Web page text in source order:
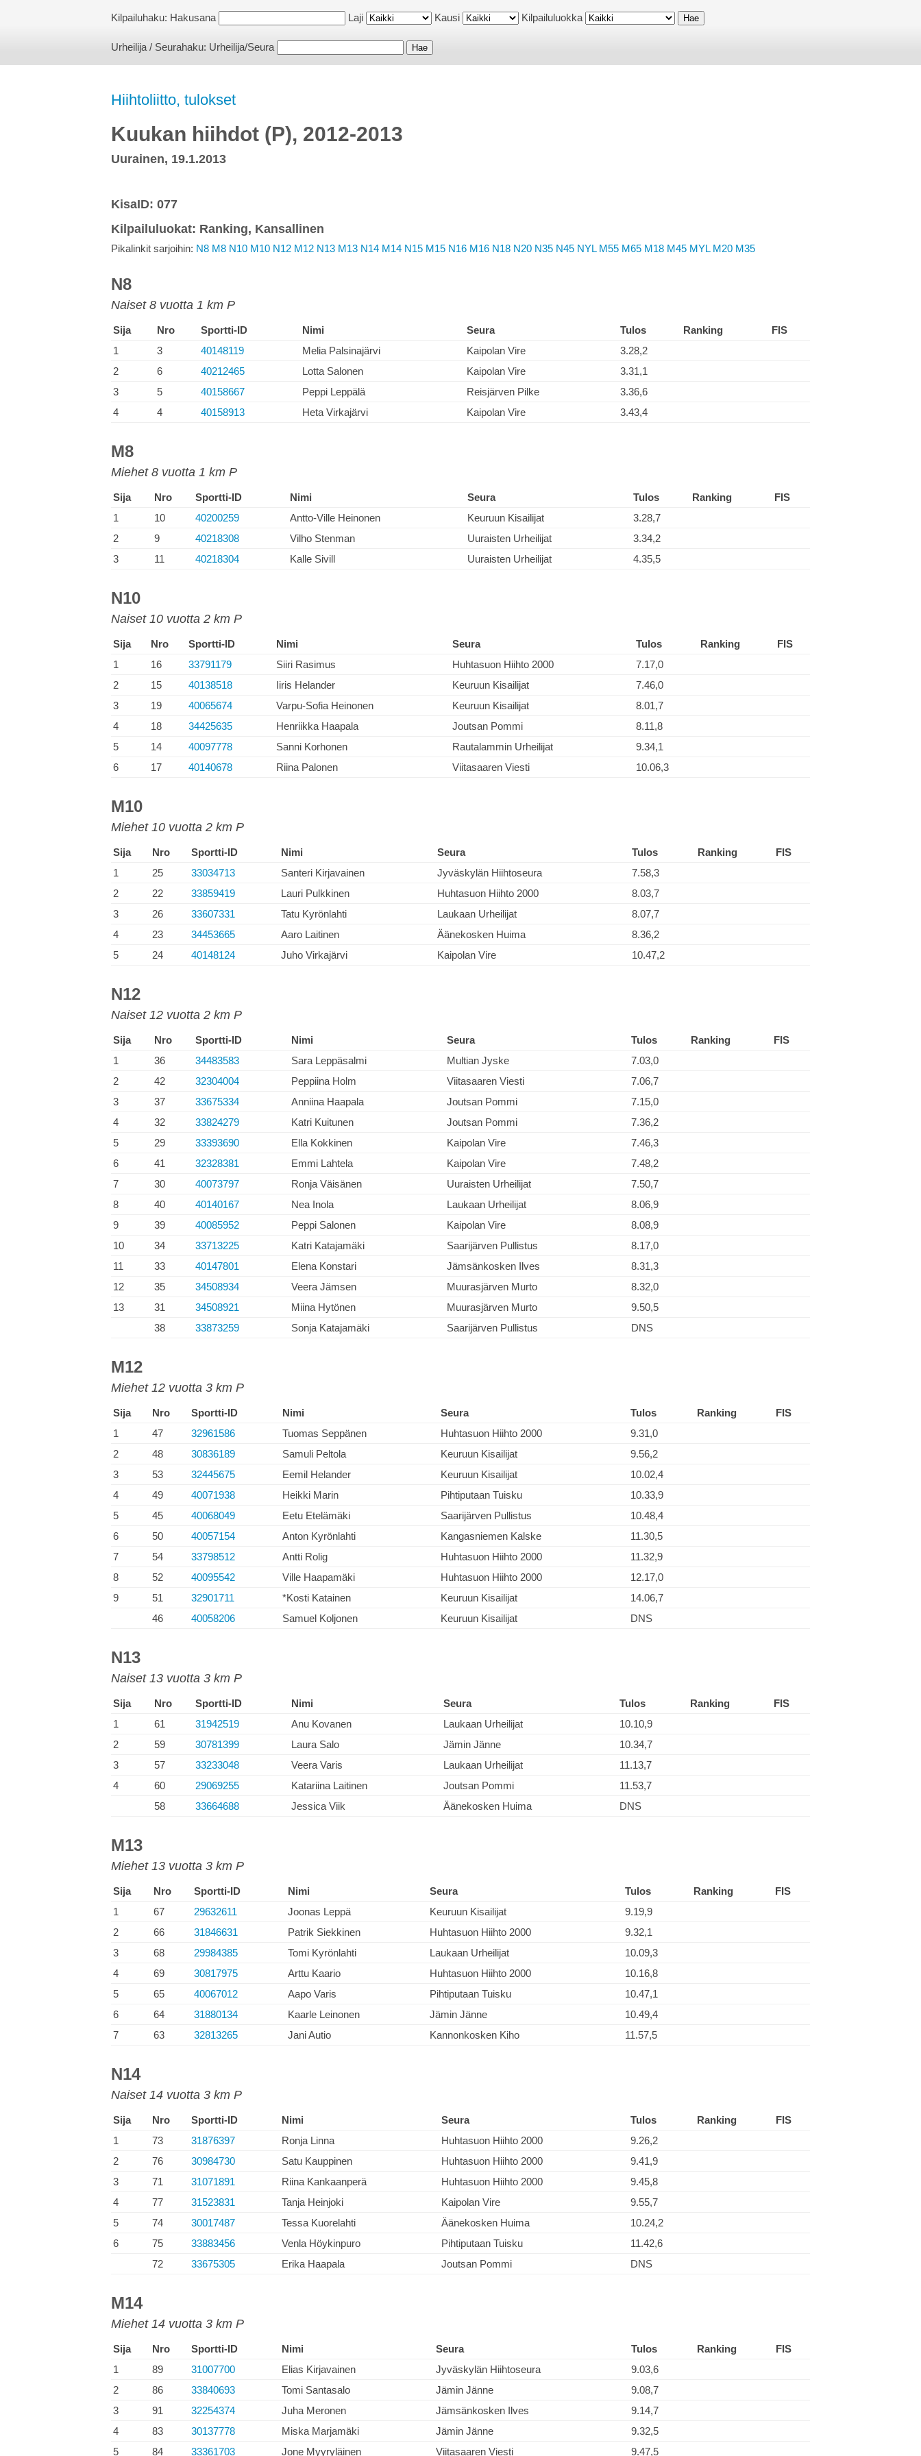
Kilpailuhaku: Hakusana Laji Kausi Kilpailuluokka
Urheilija / Seurahaku: Urheilija/Seura
Hiihtoliitto, tulokset
Kuukan hiihdot (P), 2012-2013
Uurainen, 19.1.2013
KisaID: 077
Kilpailuluokat: Ranking, Kansallinen
Pikalinkit sarjoihin: N8 M8 N10 M10 N12 M12 N13 M13 N14 M14 N15 M15 N16 M16 N18 N20 N35 N45 NYL M55 M65 M18 M45 MYL M20 M35
N8
Naiset 8 vuotta 1 km P
Sija Nro Sportti-ID Nimi Seura Tulos Ranking
FIS
1
3 40148119 Melia Palsinajärvi Kaipolan Vire
3.28,2
2
6 40212465 Lotta Salonen Kaipolan Vire
3.31,1
3
5 40158667 Peppi Leppälä Reisjärven Pilke
3.36,6
4
4 40158913 Heta Virkajärvi Kaipolan Vire 3.43,4
M8
Miehet 8 vuotta 1 km P
Sija Nro Sportti-ID Nimi Seura Tulos Ranking
FIS
1
10 40200259 Antto-Ville Heinonen Keuruun Kisailijat
3.28,7
2
9 40218308 Vilho Stenman Uuraisten Urheilijat
3.34,2
3
11 40218304 Kalle Sivill Uuraisten Urheilijat 4.35,5
N10
Naiset 10 vuotta 2 km P
Sija Nro Sportti-ID Nimi Seura Tulos Ranking
FIS
1
16 33791179 Siiri Rasimus Huhtasuon Hiihto 2000
7.17,0
2
15 40138518 Iiris Helander Keuruun Kisailijat
7.46,0
3
19 40065674 Varpu-Sofia Heinonen Keuruun Kisailijat
8.01,7
4
18 34425635 Henriikka Haapala Joutsan Pommi
8.11,8
5
14 40097778 Sanni Korhonen Rautalammin Urheilijat
9.34,1
6
17 40140678 Riina Palonen Viitasaaren Viesti 10.06,3
M10
Miehet 10 vuotta 2 km P
Sija Nro Sportti-ID Nimi Seura Tulos Ranking
FIS
1
25 33034713 Santeri Kirjavainen Jyväskylän Hiihtoseura
7.58,3
2
22 33859419 Lauri Pulkkinen Huhtasuon Hiihto 2000
8.03,7
3
26 33607331 Tatu Kyrönlahti Laukaan Urheilijat
8.07,7
4
23 34453665 Aaro Laitinen Äänekosken Huima
8.36,2
5
24 40148124 Juho Virkajärvi Kaipolan Vire 10.47,2
N12
Naiset 12 vuotta 2 km P
Sija Nro Sportti-ID Nimi Seura Tulos Ranking
FIS
1
36 34483583 Sara Leppäsalmi Multian Jyske
7.03,0
2
42 32304004 Peppiina Holm Viitasaaren Viesti
7.06,7
3
37 33675334 Anniina Haapala Joutsan Pommi
7.15,0
4
32 33824279 Katri Kuitunen Joutsan Pommi
7.36,2
5
29 33393690 Ella Kokkinen Kaipolan Vire
7.46,3
6
41 32328381 Emmi Lahtela Kaipolan Vire
7.48,2
7
30 40073797 Ronja Väisänen Uuraisten Urheilijat
7.50,7
8
40 40140167 Nea Inola Laukaan Urheilijat
8.06,9
9
39 40085952 Peppi Salonen Kaipolan Vire
8.08,9
10
34 33713225 Katri Katajamäki Saarijärven Pullistus
8.17,0
11
33 40147801 Elena Konstari Jämsänkosken Ilves
8.31,3
12
35 34508934 Veera Jämsen Muurasjärven Murto
8.32,0
13
31 34508921 Miina Hytönen Muurasjärven Murto
9.50,5
38
33873259 Sonja Katajamäki Saarijärven Pullistus DNS
M12
Miehet 12 vuotta 3 km P
Sija Nro Sportti-ID Nimi Seura Tulos Ranking
FIS
1
47 32961586 Tuomas Seppänen Huhtasuon Hiihto 2000
9.31,0
2
48 30836189 Samuli Peltola Keuruun Kisailijat
9.56,2
3
53 32445675 Eemil Helander Keuruun Kisailijat
10.02,4
4
49 40071938 Heikki Marin Pihtiputaan Tuisku
10.33,9
5
45 40068049 Eetu Etelämäki Saarijärven Pullistus
10.48,4
6
50 40057154 Anton Kyrönlahti Kangasniemen Kalske
11.30,5
7
54 33798512 Antti Rolig Huhtasuon Hiihto 2000
11.32,9
8
52 40095542 Ville Haapamäki Huhtasuon Hiihto 2000
12.17,0
9
51 32901711 *Kosti Katainen Keuruun Kisailijat
14.06,7
46
40058206 Samuel Koljonen Keuruun Kisailijat DNS
N13
Naiset 13 vuotta 3 km P
Sija Nro Sportti-ID Nimi Seura Tulos Ranking
FIS
1
61 31942519 Anu Kovanen Laukaan Urheilijat
10.10,9
2
59 30781399 Laura Salo Jämin Jänne
10.34,7
3
57 33233048 Veera Varis Laukaan Urheilijat
11.13,7
4
60 29069255 Katariina Laitinen Joutsan Pommi
11.53,7
58
33664688 Jessica Viik Äänekosken Huima DNS
M13
Miehet 13 vuotta 3 km P
Sija Nro Sportti-ID Nimi Seura Tulos Ranking
FIS
1
67 29632611 Joonas Leppä Keuruun Kisailijat
9.19,9
2
66 31846631 Patrik Siekkinen Huhtasuon Hiihto 2000
9.32,1
3
68 29984385 Tomi Kyrönlahti Laukaan Urheilijat
10.09,3
4
69 30817975 Arttu Kaario Huhtasuon Hiihto 2000
10.16,8
5
65 40067012 Aapo Varis Pihtiputaan Tuisku
10.47,1
6
64 31880134 Kaarle Leinonen Jämin Jänne
10.49,4
7
63 32813265 Jani Autio Kannonkosken Kiho 11.57,5
N14
Naiset 14 vuotta 3 km P
Sija Nro Sportti-ID Nimi Seura Tulos Ranking
FIS
1
73 31876397 Ronja Linna Huhtasuon Hiihto 2000
9.26,2
2
76 30984730 Satu Kauppinen Huhtasuon Hiihto 2000
9.41,9
3
71 31071891 Riina Kankaanperä Huhtasuon Hiihto 2000
9.45,8
4
77 31523831 Tanja Heinjoki Kaipolan Vire
9.55,7
5
74 30017487 Tessa Kuorelahti Äänekosken Huima
10.24,2
6
75 33883456 Venla Höykinpuro Pihtiputaan Tuisku
11.42,6
72
33675305 Erika Haapala Joutsan Pommi DNS
M14
Miehet 14 vuotta 3 km P
Sija Nro Sportti-ID Nimi Seura Tulos Ranking
FIS
1
89 31007700 Elias Kirjavainen Jyväskylän Hiihtoseura
9.03,6
2
86 33840693 Tomi Santasalo Jämin Jänne
9.08,7
3
91 32254374 Juha Meronen Jämsänkosken Ilves
9.14,7
4
83 30137778 Miska Marjamäki Jämin Jänne
9.32,5
5
84 33361703 Jone Myyryläinen Viitasaaren Viesti 9.47,5